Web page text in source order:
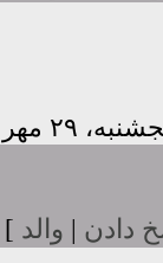
دادن | والد ]